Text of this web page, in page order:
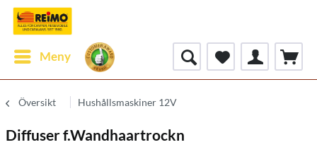
Meny
Översikt Hushållsmaskiner 12V
Diffuser f.Wandhaartrockn